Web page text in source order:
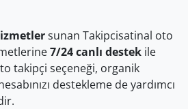
sunan Takipcisatinal oto
7/24 canlı destek ile
takipçi seçeneği, organik
destekleme de yardımcı